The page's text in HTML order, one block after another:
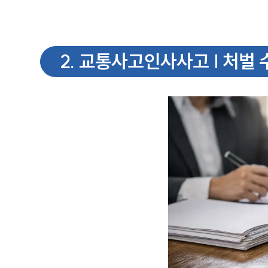
2. 교통사고인사사고 | 처벌